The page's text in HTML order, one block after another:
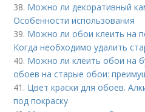
38. Можно ли декоративный
Особенности использования
39. Можно ли обои клеить на
Когда необходимо удалить
40. Можно ли клеить обои на
обоев на старые обои:
41. Цвет краски для обоев.
под покраску